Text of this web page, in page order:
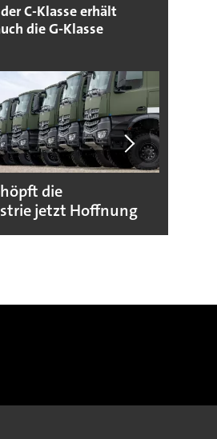
C-Klasse erhält
die G-Klasse
die
jetzt Hoffnung